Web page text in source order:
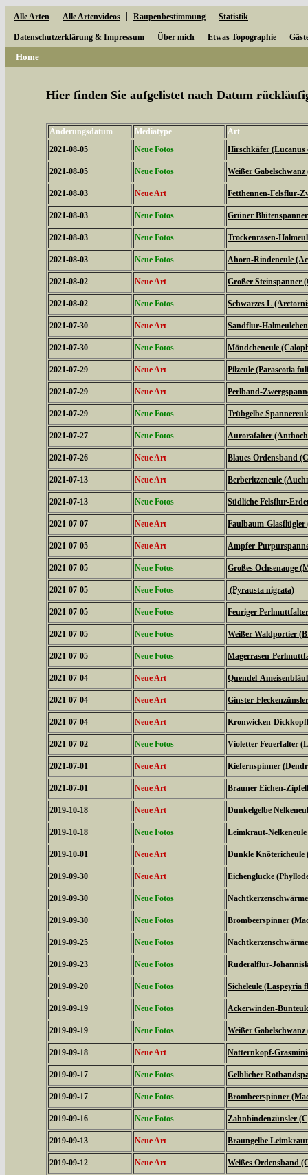
Alle Arten | Alle Artenvideos | Raupenbestimmung | Statistik
Datenschutzerklärung & Impressum | Über mich | Etwas Topographie |
Home
Hier finden Sie aufgelistet nach Datum
Änderungsdatum Mediatype
Art
2021-08-05
Neue Fotos Hirschkäfer (Lucanus
2021-08-05 Neue Fotos Weißer
2021-08-03 Neue Art Fetthennen-Felsflur-
2021-08-03 Neue Fotos Grüner
2021-08-03 Neue Fotos Trockenrasen-
2021-08-03 Neue Fotos Ahorn-Rindeneule
2021-08-02 Neue Art Großer Steinspanner
2021-08-02 Neue Fotos Schwarzes L
2021-07-30 Neue Art Sandflur-
2021-07-30 Neue Fotos Möndcheneule
2021-07-29 Neue Art Pilzeule (Parascotia
2021-07-29 Neue Art Perlband-
2021-07-29 Neue Fotos Trübgelbe
2021-07-27 Neue Fotos Aurorafalter
2021-07-26 Neue Art Blaues Ordensband
2021-07-13 Neue Art Berberitzeneule
2021-07-13 Neue Fotos Südliche Felsflur-
2021-07-07 Neue Art Faulbaum-
2021-07-05 Neue Art Ampfer-
2021-07-05 Neue Fotos Großes Ochsenauge
2021-07-05 Neue Fotos (Pyrausta nigrata)
2021-07-05 Neue Fotos Feuriger
2021-07-05 Neue Fotos Weißer Waldportier
2021-07-05 Neue Fotos Magerrasen-
2021-07-04 Neue Art Quendel-
2021-07-04 Neue Art Ginster-
2021-07-04 Neue Art Kronwicken-
2021-07-02 Neue Fotos Violetter Feuerfalter
2021-07-01 Neue Art Kiefernspinner
2021-07-01 Neue Art Brauner Eichen-
2019-10-18 Neue Art Dunkelgelbe
2019-10-18 Neue Fotos Leimkraut-
2019-10-01 Neue Art Dunkle Knötericheule
2019-09-30 Neue Art Eichenglucke
2019-09-30 Neue Fotos
2019-09-30 Neue Fotos Brombeerspinner
2019-09-25 Neue Fotos
2019-09-23 Neue Fotos Ruderalflur-
2019-09-20 Neue Fotos Sicheleule (Laspeyria
2019-09-19 Neue Fotos Ackerwinden-
2019-09-19 Neue Fotos Weißer
2019-09-18 Neue Art Natternkopf-
2019-09-17 Neue Fotos Gelblicher
2019-09-17 Neue Fotos Brombeerspinner
2019-09-16 Neue Fotos Zahnbindenzünsler
2019-09-13 Neue Art Braungelbe
2019-09-12 Neue Art Weißes Ordensband